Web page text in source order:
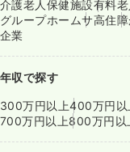
介護老人保健施設有料
グループホームサ高住
企業
年収で探す
300万円以上400万円以
700万円以上800万円以